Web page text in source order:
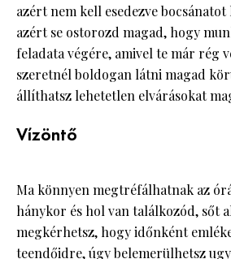
azért nem kell esedezve
azért se ostorozd magad, hogy
feladata végére, amivel te már rég
szeretnél boldogan látni magad
állíthatsz lehetetlen elvárásokat
Vízöntő
Ma könnyen megtréfálhatnak az
hánykor és hol van találkozód, sőt
megkérhetsz, hogy időnként
teendőidre, úgy belemerülhetsz